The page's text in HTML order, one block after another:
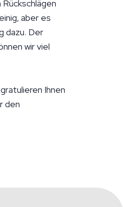
Rückschlägen
aber es
dazu. Der
wir viel
Ihnen
den